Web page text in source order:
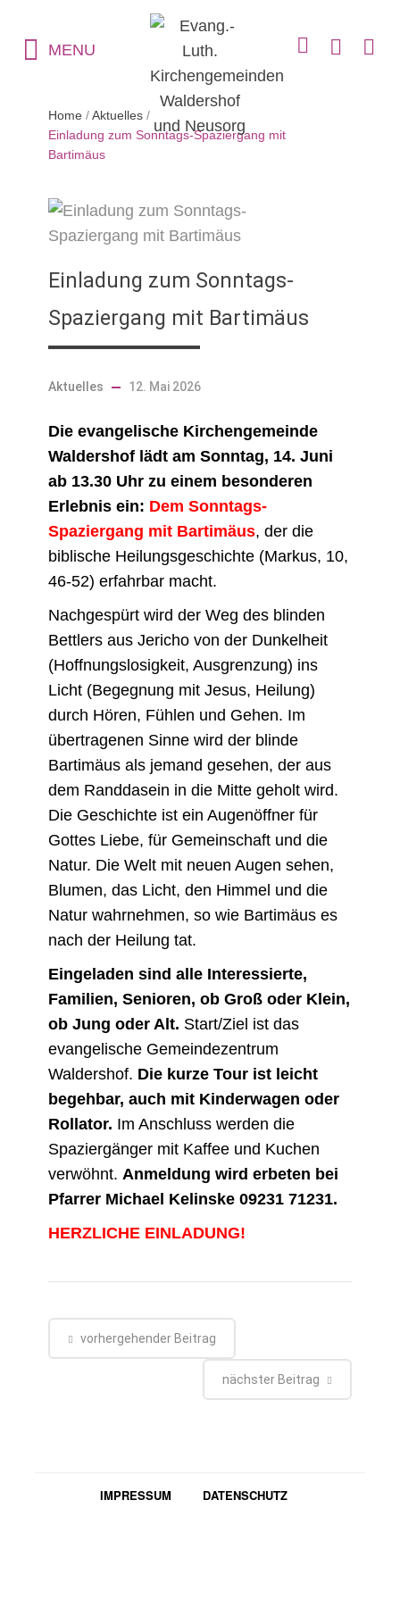
MENU
Home / Aktuelles /
Einladung zum Sonntags-Spaziergang mit
Bartimäus
Einladung zum Sonntags-
Spaziergang mit Bartimäus
Aktuelles 12. Mai 2026
Die evangelische Kirchengemeinde
Waldershof lädt am Sonntag, 14. Juni
ab 13.30 Uhr zu einem besonderen
Erlebnis ein: Dem Sonntags-
Spaziergang mit Bartimäus, der die
biblische Heilungsgeschichte (Markus, 10,
46-52) erfahrbar macht.
Nachgespürt wird der Weg des blinden
Bettlers aus Jericho von der Dunkelheit
(Hoffnungslosigkeit, Ausgrenzung) ins
Licht (Begegnung mit Jesus, Heilung)
durch Hören, Fühlen und Gehen. Im
übertragenen Sinne wird der blinde
Bartimäus als jemand gesehen, der aus
dem Randdasein in die Mitte geholt wird.
Die Geschichte ist ein Augenöffner für
Gottes Liebe, für Gemeinschaft und die
Natur. Die Welt mit neuen Augen sehen,
Blumen, das Licht, den Himmel und die
Natur wahrnehmen, so wie Bartimäus es
nach der Heilung tat.
Eingeladen sind alle Interessierte,
Familien, Senioren, ob Groß oder Klein,
ob Jung oder Alt. Start/Ziel ist das
evangelische Gemeindezentrum
Waldershof. Die kurze Tour ist leicht
begehbar, auch mit Kinderwagen oder
Rollator. Im Anschluss werden die
Spaziergänger mit Kaffee und Kuchen
verwöhnt.Anmeldung wird erbeten bei
Pfarrer Michael Kelinske 09231 71231.
HERZLICHE EINLADUNG!
vorhergehender Beitrag
nächster Beitrag
IMPRESSUM DATENSCHUTZ